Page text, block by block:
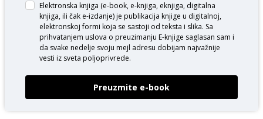
Elektronska knjiga (e-book, e-knjiga, eknjiga, digitalna
knjiga, ili čak e-izdanje) je publikacija knjige u digitalnoj,
elektronskoj formi koja se sastoji od teksta i slika. Sa
prihvatanjem uslova o preuzimanju E-knjige saglasan sam i
da svake nedelje svoju mejl adresu dobijam najvažnije
vesti iz sveta poljoprivrede.
Preuzmite e-book